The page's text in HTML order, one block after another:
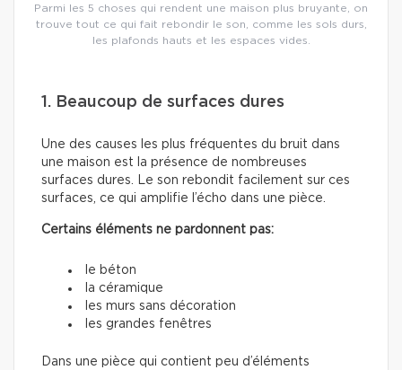
Parmi les 5 choses qui rendent une maison plus bruyante, on
trouve tout ce qui fait rebondir le son, comme les sols durs,
les plafonds hauts et les espaces vides.
1. Beaucoup de surfaces dures
Une des causes les plus fréquentes du bruit dans
une maison est la présence de nombreuses
surfaces dures. Le son rebondit facilement sur ces
surfaces, ce qui amplifie l’écho dans une pièce.
Certains éléments ne pardonnent pas:
le béton
la céramique
les murs sans décoration
les grandes fenêtres
Dans une pièce qui contient peu d’éléments